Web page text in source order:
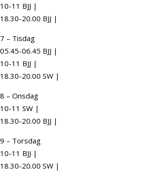
10-11 BJJ |
18.30-20.00 BJJ |
7 – Tisdag
05.45-06.45 BJJ |
10-11 BJJ |
18.30-20.00 SW |
8 – Onsdag
10-11 SW |
18.30-20.00 BJJ |
9 – Torsdag
10-11 BJJ |
18.30-20.00 SW |